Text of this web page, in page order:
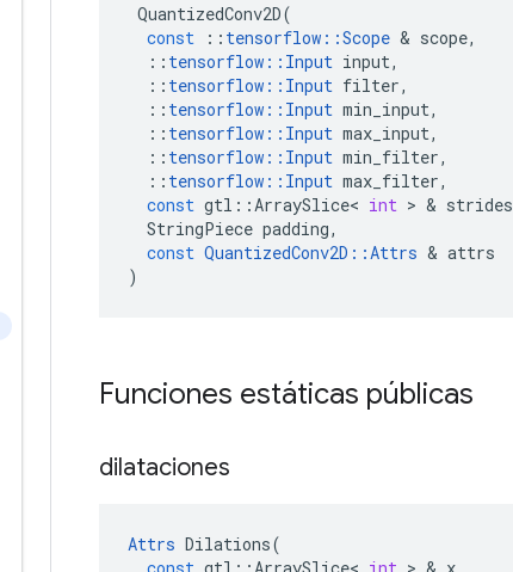
QuantizedConv2D(
const
:: tensorflow ::Scope & scope,
:: tensorflow :: Input input,
:: tensorflow :: Input filter,
:: tensorflow :: Input min_input,
:: tensorflow :: Input max_input,
:: tensorflow :: Input min_filter,
:: tensorflow :: Input max_filter,
const gtl ::ArraySlice< int > & strides
StringPiece padding,
const QuantizedConv2D ::Attrs & attrs
)
Funciones estáticas públicas
dilataciones
Attrs Dilations(